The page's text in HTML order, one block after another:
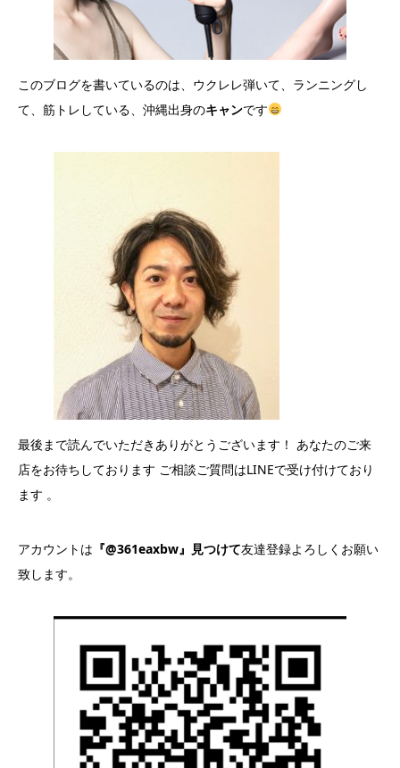
このブログを書いているのは、ウクレレ弾いて、ランニングし
て、筋トレしている、沖縄出身のキャンです
最後まで読んでいただきありがとうございます！ あなたのご来
店をお待ちしております ご相談ご質問はLINEで受け付けており
ます 。
アカウントは 『@361eaxbw』見つけて友達登録よろしくお願い
致します。